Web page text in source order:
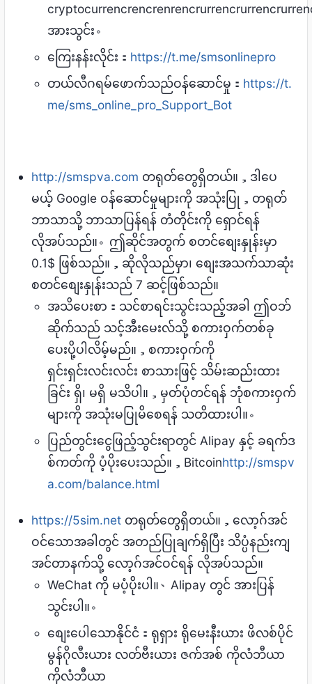
အားသွင်း。
ကြေးနန်းလိုင်း： https://t.me/smsonlinepro
တယ်လီဂရမ်ဖောက်သည်ဝန်ဆောင်မှု： https://t.
me/sms_online_pro_Support_Bot
http://smspva.com တရုတ်တွေရှိတယ်။，ဒါပေ
မယ့် Google ဝန်ဆောင်မှုများကို အသုံးပြု，တရုတ်
ဘာသာသို့ ဘာသာပြန်ရန် တံတိုင်းကို ရှောင်ရန်
လိုအပ်သည်။。ဤဆိုင်အတွက် စတင်စျေးနှုန်းမှာ
0.1$ ဖြစ်သည်။，ဆိုလိုသည်မှာ၊ စျေးအသက်သာဆုံး
စတင်စျေးနှုန်းသည် 7 ဆင့်ဖြစ်သည်။
အသိပေးစာ：သင်စာရင်းသွင်းသည့်အခါ ဤဝဘ်
ဆိုက်သည် သင့်အီးမေးလ်သို့ စကားဝှက်တစ်ခု
ပေးပို့ပါလိမ့်မည်။，စကားဝှက်ကို
ရှင်းရှင်းလင်းလင်း စာသားဖြင့် သိမ်းဆည်းထား
ခြင်း ရှိ၊ မရှိ မသိပါ။，မှတ်ပုံတင်ရန် ဘုံစကားဝှက်
များကို အသုံးမပြုမိစေရန် သတိထားပါ။。
ပြည်တွင်းငွေဖြည့်သွင်းရာတွင် Alipay နှင့် ခရက်ဒ
စ်ကတ်ကို ပံ့ပိုးပေးသည်။，Bitcoinhttp://smspv
a.com/balance.html
https://5sim.net တရုတ်တွေရှိတယ်။，လော့ဂ်အင်
ဝင်သောအခါတွင် အတည်ပြုချက်ရှိပြီး သိပ္ပံနည်းကျ
အင်တာနက်သို့ လော့ဂ်အင်ဝင်ရန် လိုအပ်သည်။
WeChat ကို မပံ့ပိုးပါ။、Alipay တွင် အားပြန်
သွင်းပါ။。
စျေးပေါသောနိုင်ငံ：ရုရှား ရိုမေးနီးယား ဖိလစ်ပိုင်
မွန်ဂိုလီးယား လတ်ဗီးယား ဇက်အစ် ကိုလံဘီယာ
ကိုလံဘီယာ